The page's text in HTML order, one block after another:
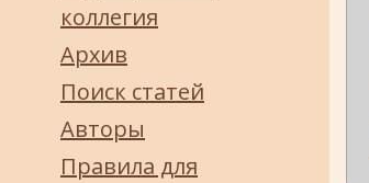
коллегия
Архив
Поиск статей
Авторы
Правила для